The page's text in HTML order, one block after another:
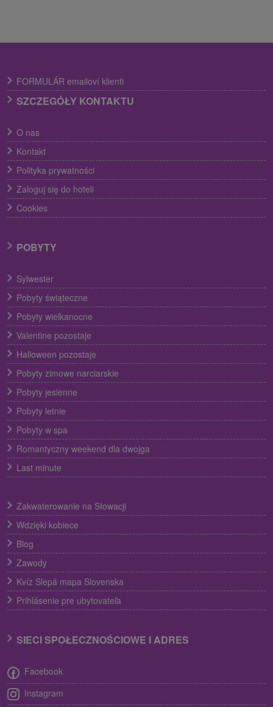
FORMULÁR emailoví klienti
SZCZEGÓŁY KONTAKTU
O nas
Kontakt
Polityka prywatności
Zaloguj się do hoteli
Cookies
POBYTY
Sylwester
Pobyty świąteczne
Pobyty wielkanocne
Valentine pozostaje
Halloween pozostaje
Pobyty zimowe narciarskie
Pobyty jesienne
Pobyty letnie
Pobyty w spa
Romantyczny weekend dla dwojga
Last minute
Zakwaterowanie na Słowacji
Wdzięki kobiece
Blog
Zawody
Kvíz Slepá mapa Slovenska
Prihlásenie pre ubytovateľa
SIECI SPOŁECZNOŚCIOWE I ADRES
Facebook
Instagram